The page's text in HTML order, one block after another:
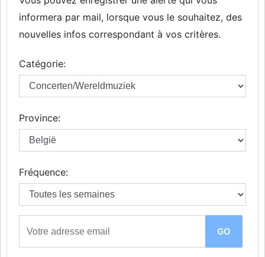
informera par mail, lorsque vous le souhaitez, des
nouvelles infos correspondant à vos critères.
Catégorie:
Province:
Fréquence: